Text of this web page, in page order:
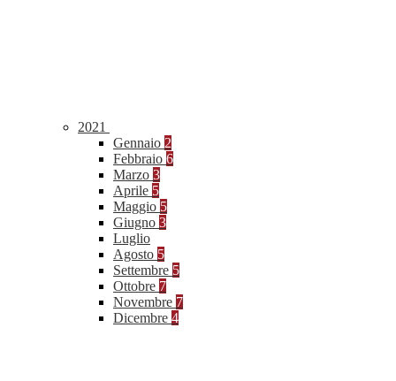
2021
Gennaio 2
Febbraio 6
Marzo 3
Aprile 5
Maggio 5
Giugno 3
Luglio
Agosto 5
Settembre 5
Ottobre 7
Novembre 7
Dicembre 4